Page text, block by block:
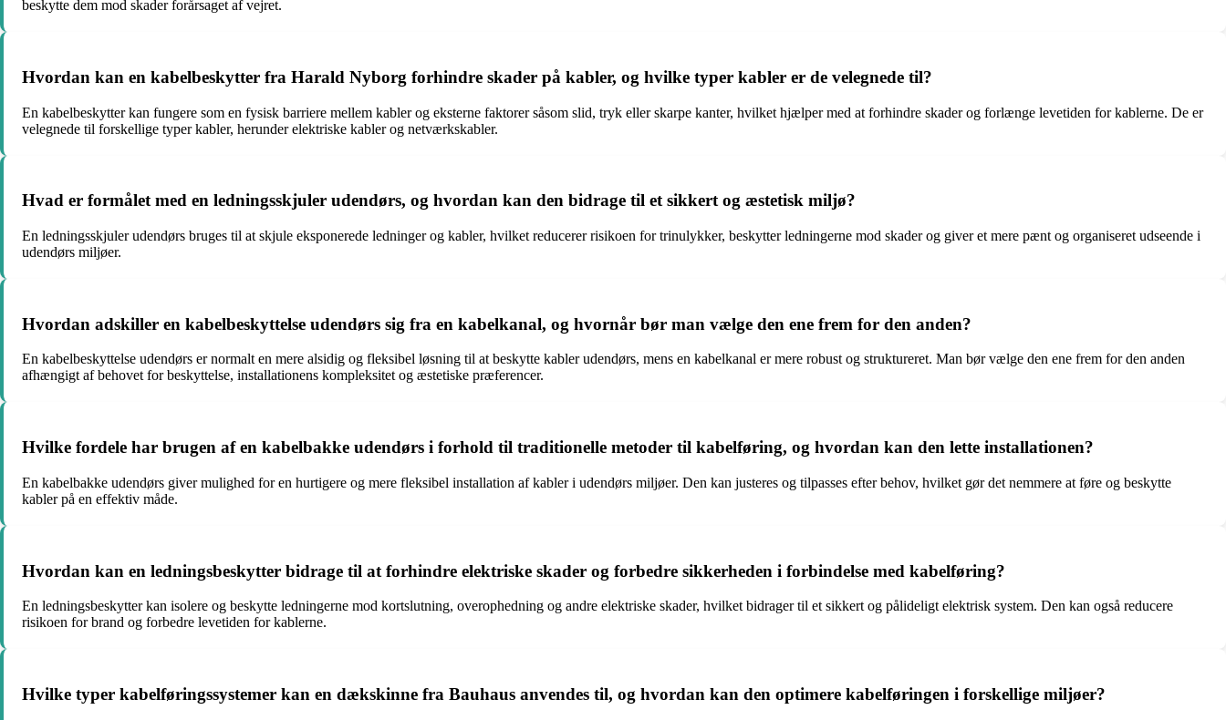
beskytte dem mod skader forårsaget af vejret.
Hvordan kan en kabelbeskytter fra Harald Nyborg forhindre skader på kabler, og hvilke typer kabler er de velegnede til?
En kabelbeskytter kan fungere som en fysisk barriere mellem kabler og eksterne faktorer såsom slid, tryk eller skarpe kanter, hvilket hjælper med at forhindre skader og forlænge levetiden for kablerne. De er
velegnede til forskellige typer kabler, herunder elektriske kabler og netværkskabler.
Hvad er formålet med en ledningsskjuler udendørs, og hvordan kan den bidrage til et sikkert og æstetisk miljø?
En ledningsskjuler udendørs bruges til at skjule eksponerede ledninger og kabler, hvilket reducerer risikoen for trinulykker, beskytter ledningerne mod skader og giver et mere pænt og organiseret udseende i
udendørs miljøer.
Hvordan adskiller en kabelbeskyttelse udendørs sig fra en kabelkanal, og hvornår bør man vælge den ene frem for den anden?
En kabelbeskyttelse udendørs er normalt en mere alsidig og fleksibel løsning til at beskytte kabler udendørs, mens en kabelkanal er mere robust og struktureret. Man bør vælge den ene frem for den anden
afhængigt af behovet for beskyttelse, installationens kompleksitet og æstetiske præferencer.
Hvilke fordele har brugen af en kabelbakke udendørs i forhold til traditionelle metoder til kabelføring, og hvordan kan den lette installationen?
En kabelbakke udendørs giver mulighed for en hurtigere og mere fleksibel installation af kabler i udendørs miljøer. Den kan justeres og tilpasses efter behov, hvilket gør det nemmere at føre og beskytte
kabler på en effektiv måde.
Hvordan kan en ledningsbeskytter bidrage til at forhindre elektriske skader og forbedre sikkerheden i forbindelse med kabelføring?
En ledningsbeskytter kan isolere og beskytte ledningerne mod kortslutning, overophedning og andre elektriske skader, hvilket bidrager til et sikkert og pålideligt elektrisk system. Den kan også reducere
risikoen for brand og forbedre levetiden for kablerne.
Hvilke typer kabelføringssystemer kan en dækskinne fra Bauhaus anvendes til, og hvordan kan den optimere kabelføringen i forskellige miljøer?